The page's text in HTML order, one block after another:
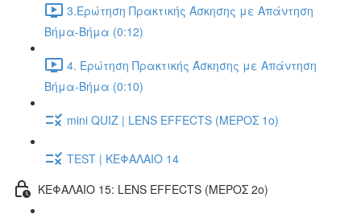
3.Ερώτηση Πρακτικής Άσκησης με Απάντηση
Βήμα-Βήμα (0:12)
4. Ερώτηση Πρακτικής Άσκησης με Απάντηση
Βήμα-Βήμα (0:10)
mini QUIZ | LENS EFFECTS (ΜΕΡΟΣ 1ο)
TEST | ΚΕΦΑΛΑΙΟ 14
ΚΕΦΑΛΑΙΟ 15: LENS EFFECTS (ΜΕΡΟΣ 2o)